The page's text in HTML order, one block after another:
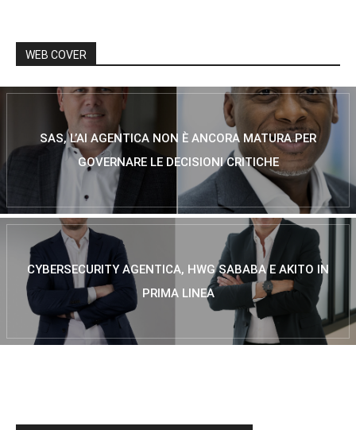
WEB COVER
SAS, L’AI AGENTICA NON È ANCORA MATURA PER
GOVERNARE LE DECISIONI CRITICHE
CYBERSECURITY AGENTICA, HWG SABABA E AKITO IN
PRIMA LINEA